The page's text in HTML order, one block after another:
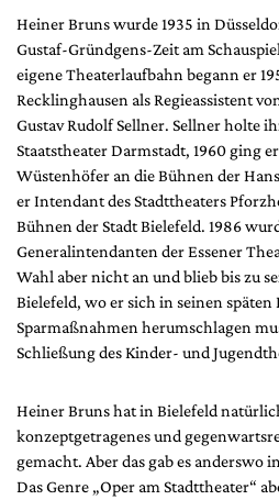
Heiner Bruns wurde 1935 in
Gustaf-Gründgens-Zeit am
eigene Theaterlaufbahn begann er
Recklinghausen als Regieassistent
Gustav Rudolf Sellner. Sellner holte
Staatstheater Darmstadt, 1960 ging
Wüstenhöfer an die Bühnen der
er Intendant des Stadttheaters
Bühnen der Stadt Bielefeld. 1986
Generalintendanten der Essener
Wahl aber nicht an und blieb bis zu
Bielefeld, wo er sich in seinen
Sparmaßnahmen herumschlagen
Schließung des Kinder- und
Heiner Bruns hat in Bielefeld
konzeptgetragenes und
gemacht. Aber das gab es anderswo
Das Genre „Oper am Stadttheater“